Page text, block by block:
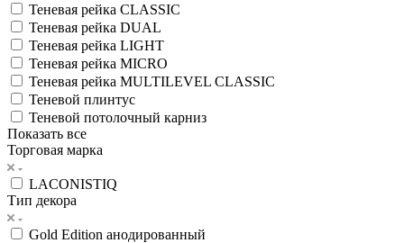
Теневая рейка CLASSIC
Теневая рейка DUAL
Теневая рейка LIGHT
Теневая рейка MICRO
Теневая рейка MULTILEVEL CLASSIC
Теневой плинтус
Теневой потолочный карниз
Показать все
Торговая марка
LACONISTIQ
Тип декора
Gold Edition анодированный